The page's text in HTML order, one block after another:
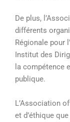
De plus,
différents
Régionale pour
Institut des
la compétence
publique.
L’Association
et d’éthique